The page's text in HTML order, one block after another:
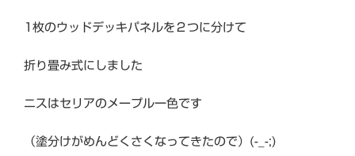
1枚のウッドデッキパネルを２つに分けて
折り畳み式にしました
ニスはセリアのメープル一色です
（塗分けがめんどくさくなってきたので）(-_-;)